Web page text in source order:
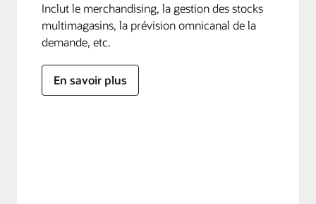
Inclut le merchandising, la gestion des stocks
multimagasins, la prévision omnicanal de la
demande, etc.
En savoir plus